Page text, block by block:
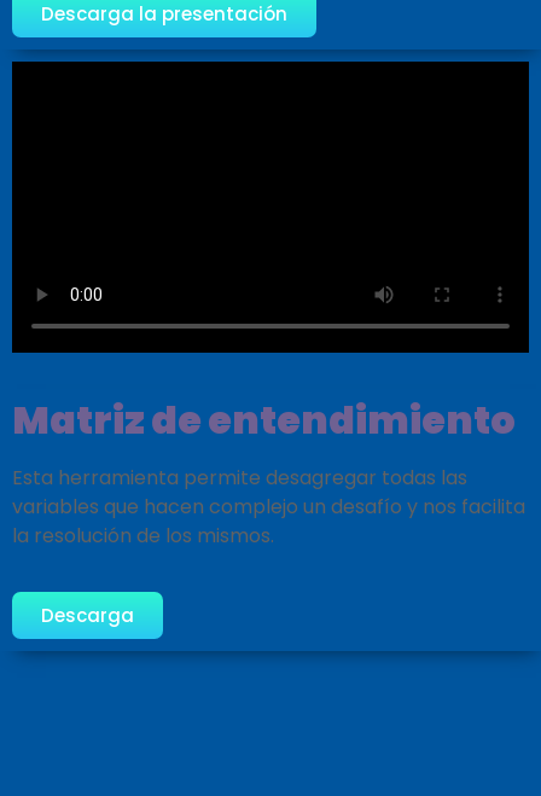
Descarga la presentación
Matriz de entendimiento
Esta herramienta permite desagregar todas las
variables que hacen complejo un desafío y nos facilita
la resolución de los mismos.
Descarga